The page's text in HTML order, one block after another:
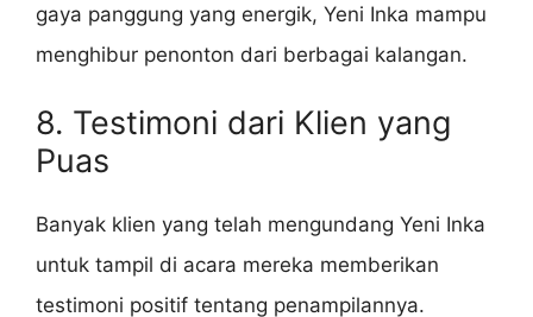
gaya panggung yang energik, Yeni Inka mampu
menghibur penonton dari berbagai kalangan.
8. Testimoni dari Klien yang
Puas
Banyak klien yang telah mengundang Yeni Inka
untuk tampil di acara mereka memberikan
testimoni positif tentang penampilannya.